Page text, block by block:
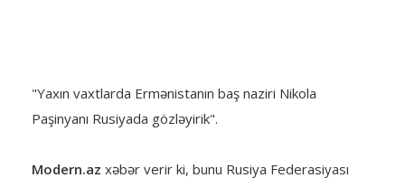
"Yaxın vaxtlarda Ermənistanın baş naziri Nikola
Paşinyanı Rusiyada gözləyirik".
Modern.az xəbər verir ki, bunu Rusiya Federasiyası